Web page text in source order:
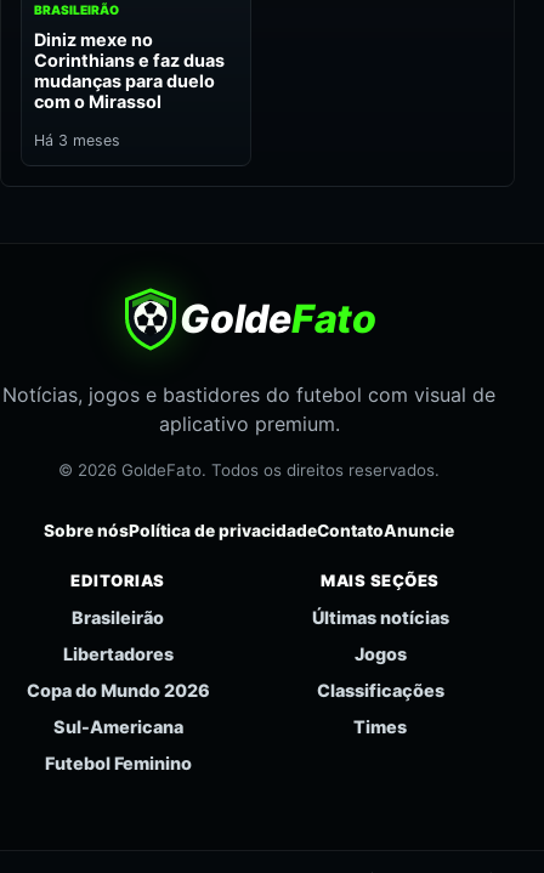
BRASILEIRÃO
Diniz mexe no
Corinthians e faz duas
mudanças para duelo
com o Mirassol
Há 3 meses
GoldeFato
Notícias, jogos e bastidores do futebol com visual de
aplicativo premium.
© 2026 GoldeFato. Todos os direitos reservados.
Sobre nósPolítica de privacidadeContatoAnuncie
EDITORIAS
Brasileirão
Libertadores
Copa do Mundo 2026
Sul-Americana
Futebol Feminino
MAIS SEÇÕES
Últimas notícias
Jogos
Classificações
Times